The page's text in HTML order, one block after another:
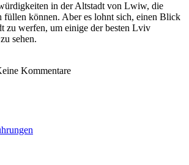
in der Altstadt von Lwiw, die
füllen können. Aber es lohnt sich, einen Blick
zu werfen, um einige der besten Lviv
sehen.
Kommentare